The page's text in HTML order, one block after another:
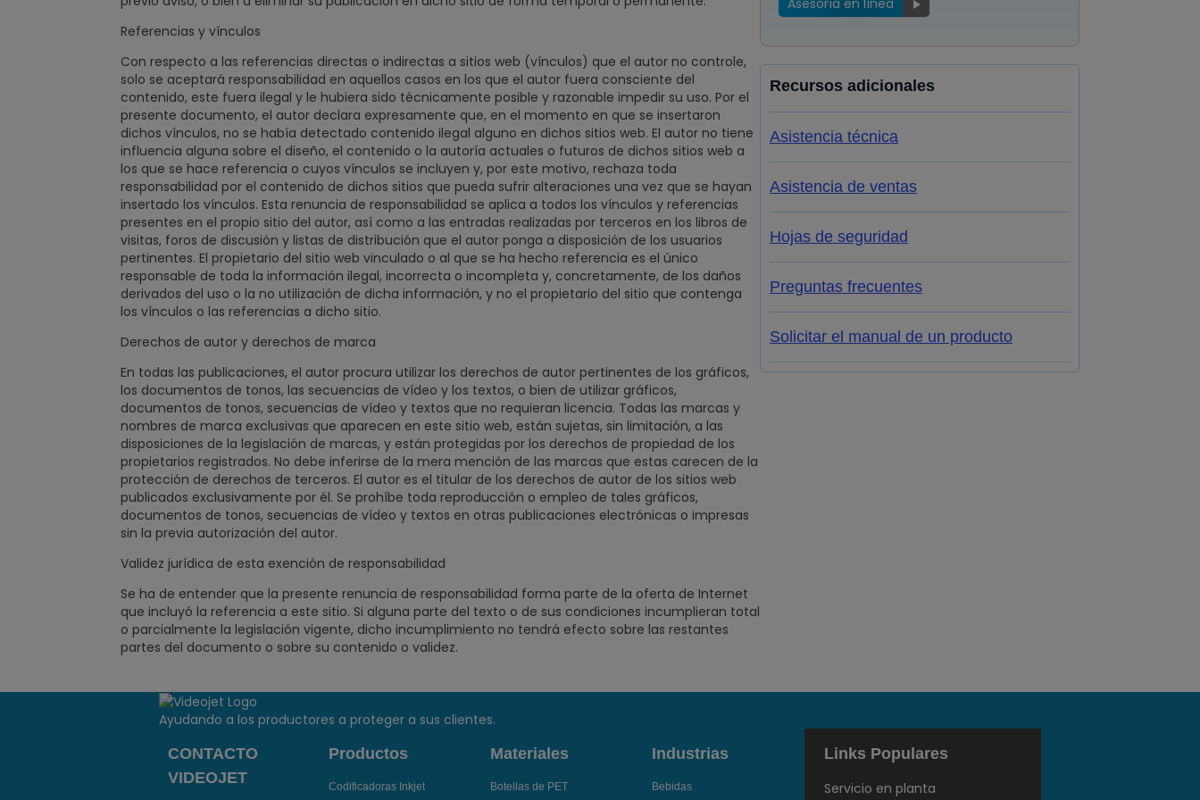
Referencias y vínculos
Con respecto a las referencias directas o indirectas a sitios web (vínculos) que el autor no controle,
solo se aceptará responsabilidad en aquellos casos en los que el autor fuera consciente del
contenido, este fuera ilegal y le hubiera sido técnicamente posible y razonable impedir su uso. Por el
presente documento, el autor declara expresamente que, en el momento en que se insertaron
dichos vínculos, no se había detectado contenido ilegal alguno en dichos sitios web. El autor no tiene
influencia alguna sobre el diseño, el contenido o la autoría actuales o futuros de dichos sitios web a
los que se hace referencia o cuyos vínculos se incluyen y, por este motivo, rechaza toda
responsabilidad por el contenido de dichos sitios que pueda sufrir alteraciones una vez que se hayan
insertado los vínculos. Esta renuncia de responsabilidad se aplica a todos los vínculos y referencias
presentes en el propio sitio del autor, así como a las entradas realizadas por terceros en los libros de
visitas, foros de discusión y listas de distribución que el autor ponga a disposición de los usuarios
pertinentes. El propietario del sitio web vinculado o al que se ha hecho referencia es el único
responsable de toda la información ilegal, incorrecta o incompleta y, concretamente, de los daños
derivados del uso o la no utilización de dicha información, y no el propietario del sitio que contenga
los vínculos o las referencias a dicho sitio.
Derechos de autor y derechos de marca
En todas las publicaciones, el autor procura utilizar los derechos de autor pertinentes de los gráficos,
los documentos de tonos, las secuencias de vídeo y los textos, o bien de utilizar gráficos,
documentos de tonos, secuencias de vídeo y textos que no requieran licencia. Todas las marcas y
nombres de marca exclusivas que aparecen en este sitio web, están sujetas, sin limitación, a las
disposiciones de la legislación de marcas, y están protegidas por los derechos de propiedad de los
propietarios registrados. No debe inferirse de la mera mención de las marcas que estas carecen de la
protección de derechos de terceros. El autor es el titular de los derechos de autor de los sitios web
publicados exclusivamente por él. Se prohíbe toda reproducción o empleo de tales gráficos,
documentos de tonos, secuencias de vídeo y textos en otras publicaciones electrónicas o impresas
sin la previa autorización del autor.
Validez jurídica de esta exención de responsabilidad
Se ha de entender que la presente renuncia de responsabilidad forma parte de la oferta de Internet
que incluyó la referencia a este sitio. Si alguna parte del texto o de sus condiciones incumplieran total
o parcialmente la legislación vigente, dicho incumplimiento no tendrá efecto sobre las restantes
partes del documento o sobre su contenido o validez.
Asesoría en línea
Recursos adicionales
Asistencia técnica
Asistencia de ventas
Hojas de seguridad
Preguntas frecuentes
Solicitar el manual de un producto
Ayudando a los productores a proteger a sus clientes.
CONTACTO
VIDEOJET
Productos
Codificadoras Inkjet
Materiales
Botellas de PET
Industrias
Bebidas
Links Populares
Servicio en planta